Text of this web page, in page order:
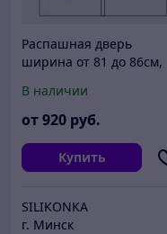
Распашная дверь
ширина от 81 до 86см,
В наличии
от920 руб.
Купить
SILIKONKA
г. Минск